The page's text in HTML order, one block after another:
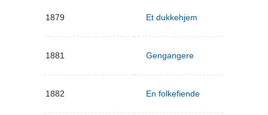
1879 Et dukkehjem
1881 Gengangere
1882 En folkefiende